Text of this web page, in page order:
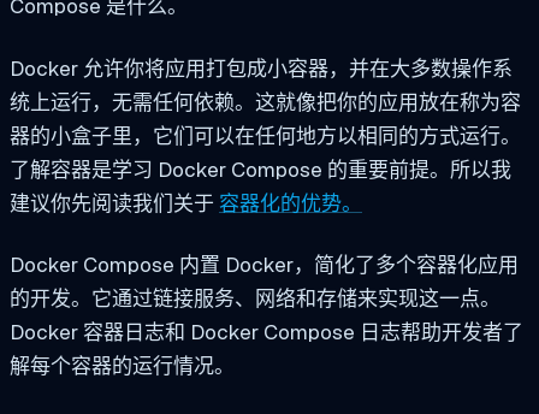
Compose 是什么。
Docker 允许你将应用打包成小容器，并在大多数操作系
统上运行，无需任何依赖。这就像把你的应用放在称为容
器的小盒子里，它们可以在任何地方以相同的方式运行。
了解容器是学习 Docker Compose 的重要前提。所以我
建议你先阅读我们关于 容器化的优势。
Docker Compose 内置 Docker，简化了多个容器化应用
的开发。它通过链接服务、网络和存储来实现这一点。
Docker 容器日志和 Docker Compose 日志帮助开发者了
解每个容器的运行情况。